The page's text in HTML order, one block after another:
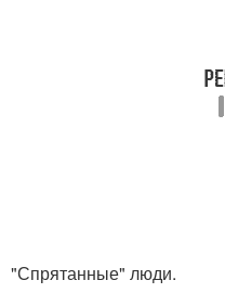
"Спрятанные" люди.